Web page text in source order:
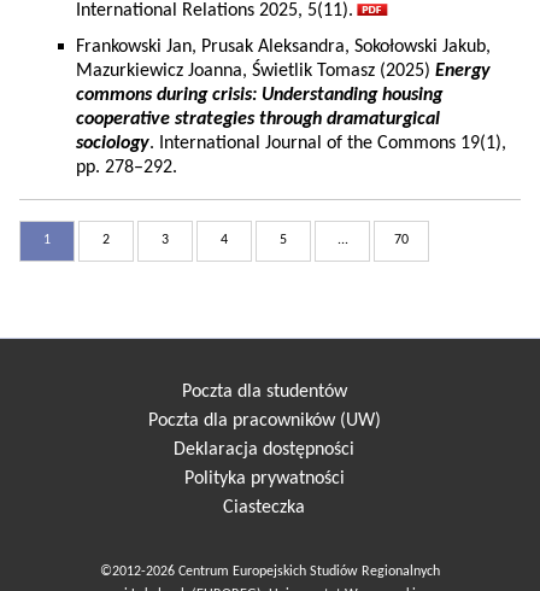
International Relations 2025, 5(11).
Frankowski Jan, Prusak Aleksandra, Sokołowski Jakub,
Mazurkiewicz Joanna, Świetlik Tomasz (2025) Energy
commons during crisis: Understanding housing
cooperative strategies through dramaturgical
sociology. International Journal of the Commons 19(1),
pp. 278–292.
1 2 3 4 5 ... 70
Poczta dla studentów
Poczta dla pracowników (UW)
Deklaracja dostępności
Polityka prywatności
Ciasteczka
©2012-2026 Centrum Europejskich Studiów Regionalnych